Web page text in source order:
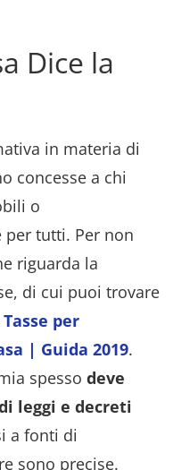
Dice la
in materia di
concesse a chi
o
tutti. Per non
riguarda la
di cui puoi trovare
Tasse per
| Guida 2019.
spesso deve
leggi e decreti
a fonti di
sono precise.